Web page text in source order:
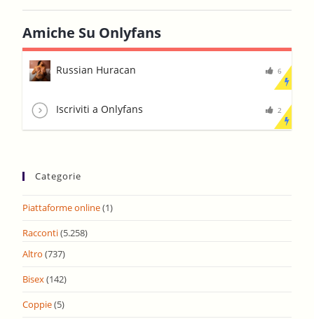
Amiche Su Onlyfans
Russian Huracan 6
Iscriviti a Onlyfans 2
Categorie
Piattaforme online(1)
Racconti(5.258)
Altro (737)
Bisex(142)
Coppie(5)